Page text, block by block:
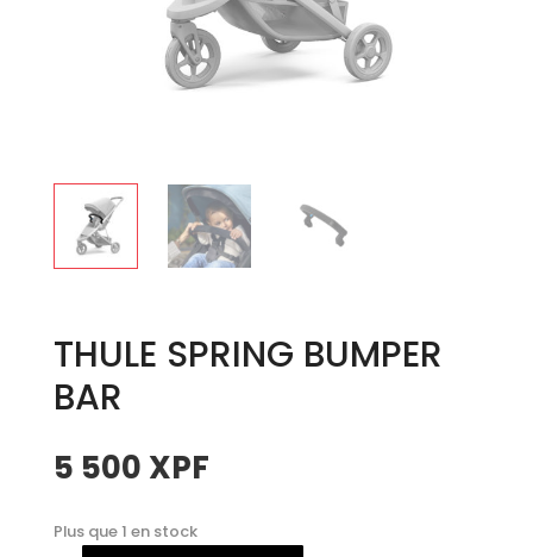
THULE SPRING BUMPER
BAR
5 500 XPF
Plus que 1 en stock